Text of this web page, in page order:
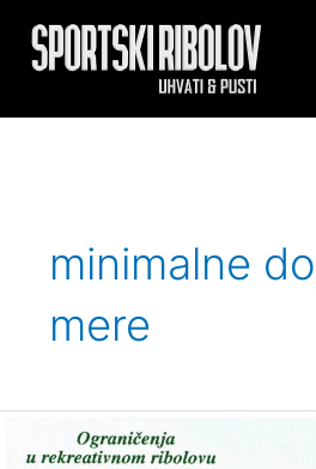
content
minimalne
mere